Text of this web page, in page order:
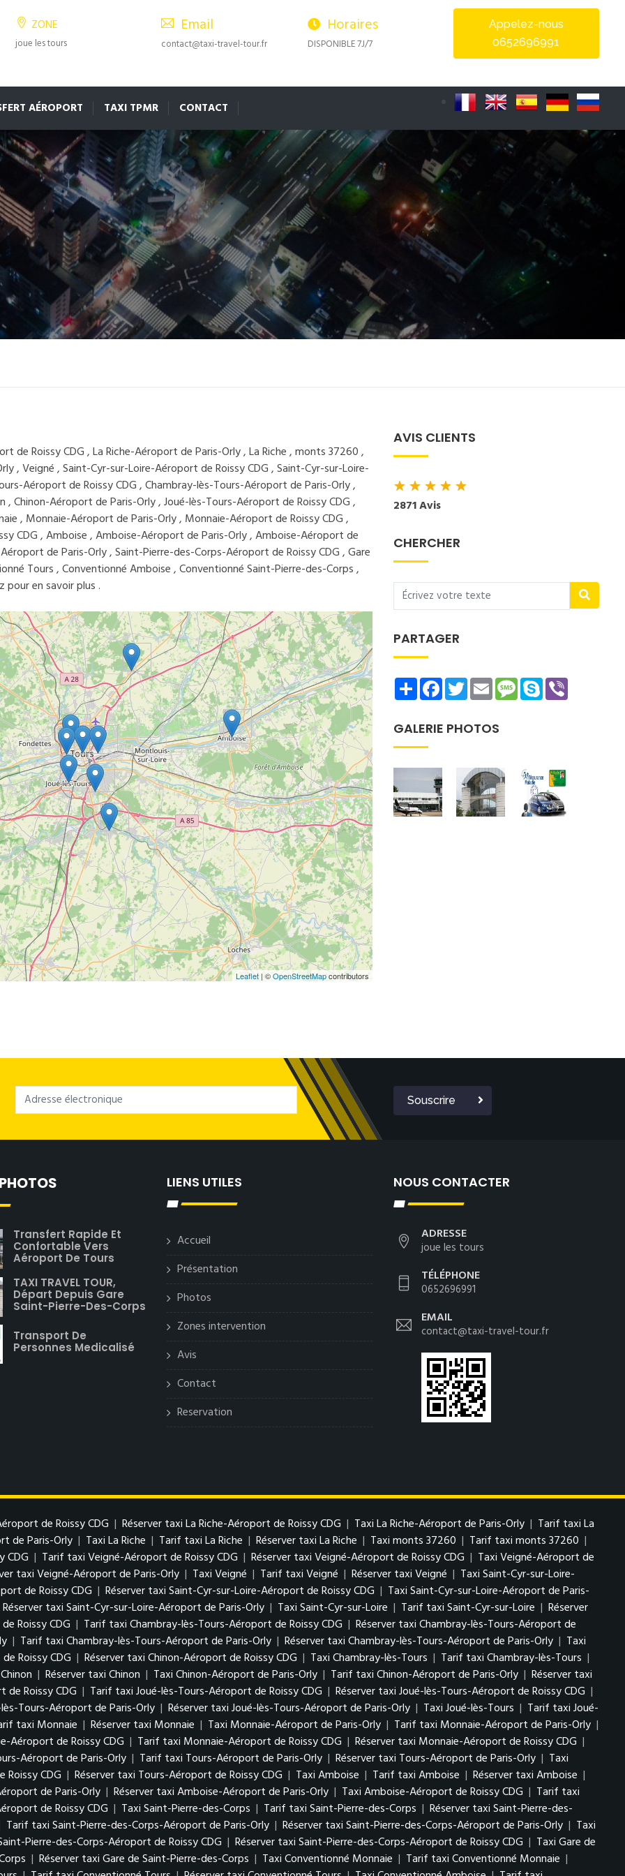
ZONE
joue les tours
Email
contact@taxi-travel-tour.fr
Horaires
DISPONIBLE 7J/7
Appelez-nous
0652696991
AÉROPORT TAXI TPMR CONTACT
de Roissy CDG , La Riche-Aéroport de Paris-Orly , La Riche , monts 37260 ,
, Veigné , Saint-Cyr-sur-Loire-Aéroport de Roissy CDG , Saint-Cyr-sur-Loire-
Aéroport de Roissy CDG , Chambray-lès-Tours-Aéroport de Paris-Orly ,
Chinon-Aéroport de Paris-Orly , Joué-lès-Tours-Aéroport de Roissy CDG ,
, Monnaie-Aéroport de Paris-Orly , Monnaie-Aéroport de Roissy CDG ,
CDG , Amboise , Amboise-Aéroport de Paris-Orly , Amboise-Aéroport de
de Paris-Orly , Saint-Pierre-des-Corps-Aéroport de Roissy CDG , Gare
Tours , Conventionné Amboise , Conventionné Saint-Pierre-des-Corps ,
pour en savoir plus .
Leaflet | ©OpenStreetMapcontributors
AVIS CLIENTS
★★★★★
2871 Avis
CHERCHER
PARTAGER
ShareFacebookTwitterEmailMessage
Skype
GALERIE PHOTOS
Souscrire
Transfert Rapide Et
Confortable Vers
Aéroport De Tours
TAXI TRAVEL TOUR,
Départ Depuis Gare
Saint-Pierre-Des-Corps
Transport De
Personnes Medicalisé
LIENS UTILES
Accueil
Présentation
Photos
Zones intervention
Avis
Contact
Reservation
NOUS CONTACTER
ADRESSE
joue les tours
TÉLÉPHONE
0652696991
EMAIL
contact@taxi-travel-tour.fr
de Roissy CDG | Réserver taxi La Riche-Aéroport de Roissy CDG | Taxi La Riche-Aéroport de Paris-Orly | Tarif taxi La
de Paris-Orly | Taxi La Riche | Tarif taxi La Riche | Réserver taxi La Riche | Taxi monts 37260 | Tarif taxi monts 37260 |
CDG | Tarif taxi Veigné-Aéroport de Roissy CDG | Réserver taxi Veigné-Aéroport de Roissy CDG | Taxi Veigné-Aéroport de
taxi Veigné-Aéroport de Paris-Orly | Taxi Veigné | Tarif taxi Veigné | Réserver taxi Veigné | Taxi Saint-Cyr-sur-Loire-
de Roissy CDG | Réserver taxi Saint-Cyr-sur-Loire-Aéroport de Roissy CDG | Taxi Saint-Cyr-sur-Loire-Aéroport de Paris-
Réserver taxi Saint-Cyr-sur-Loire-Aéroport de Paris-Orly | Taxi Saint-Cyr-sur-Loire | Tarif taxi Saint-Cyr-sur-Loire | Réserver
Roissy CDG | Tarif taxi Chambray-lès-Tours-Aéroport de Roissy CDG | Réserver taxi Chambray-lès-Tours-Aéroport de
| Tarif taxi Chambray-lès-Tours-Aéroport de Paris-Orly | Réserver taxi Chambray-lès-Tours-Aéroport de Paris-Orly | Taxi
Roissy CDG | Réserver taxi Chinon-Aéroport de Roissy CDG | Taxi Chambray-lès-Tours | Tarif taxi Chambray-lès-Tours |
| Réserver taxi Chinon | Taxi Chinon-Aéroport de Paris-Orly | Tarif taxi Chinon-Aéroport de Paris-Orly | Réserver taxi
de Roissy CDG | Tarif taxi Joué-lès-Tours-Aéroport de Roissy CDG | Réserver taxi Joué-lès-Tours-Aéroport de Roissy CDG |
Tours-Aéroport de Paris-Orly | Réserver taxi Joué-lès-Tours-Aéroport de Paris-Orly | Taxi Joué-lès-Tours | Tarif taxi Joué-
taxi Monnaie | Réserver taxi Monnaie | Taxi Monnaie-Aéroport de Paris-Orly | Tarif taxi Monnaie-Aéroport de Paris-Orly |
Aéroport de Roissy CDG | Tarif taxi Monnaie-Aéroport de Roissy CDG | Réserver taxi Monnaie-Aéroport de Roissy CDG |
Aéroport de Paris-Orly | Tarif taxi Tours-Aéroport de Paris-Orly | Réserver taxi Tours-Aéroport de Paris-Orly | Taxi
CDG | Réserver taxi Tours-Aéroport de Roissy CDG | Taxi Amboise | Tarif taxi Amboise | Réserver taxi Amboise |
de Paris-Orly | Réserver taxi Amboise-Aéroport de Paris-Orly | Taxi Amboise-Aéroport de Roissy CDG | Tarif taxi
de Roissy CDG | Taxi Saint-Pierre-des-Corps | Tarif taxi Saint-Pierre-des-Corps | Réserver taxi Saint-Pierre-des-
Tarif taxi Saint-Pierre-des-Corps-Aéroport de Paris-Orly | Réserver taxi Saint-Pierre-des-Corps-Aéroport de Paris-Orly | Taxi
Pierre-des-Corps-Aéroport de Roissy CDG | Réserver taxi Saint-Pierre-des-Corps-Aéroport de Roissy CDG | Taxi Gare de
| Réserver taxi Gare de Saint-Pierre-des-Corps | Taxi Conventionné Monnaie | Tarif taxi Conventionné Monnaie |